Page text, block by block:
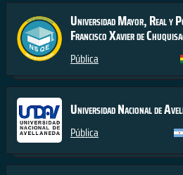
Universidad Mayor, Real y
Francisco Xavier de
Pública
Universidad Nacional de
Pública